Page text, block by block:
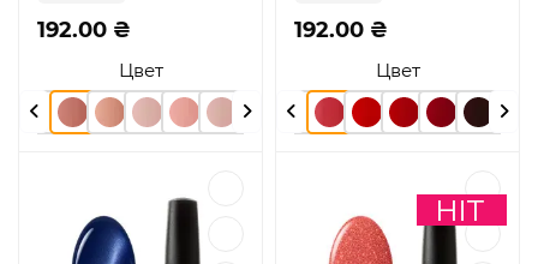
Цвет
192.00 ₴
Цвет
192.00 ₴